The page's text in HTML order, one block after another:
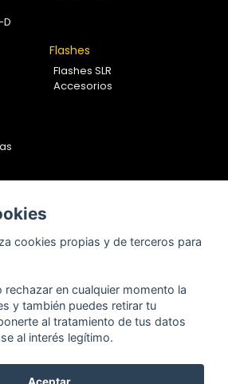
Flashes
Flashes SLR
Accesorios
cookies propias y de terceros para
rechazar en cualquier momento la
y también puedes retirar tu
al tratamiento de tus datos
al interés legítimo.
Aceptar